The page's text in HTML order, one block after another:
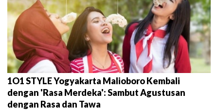
1O1 STYLE Yogyakarta Malioboro Kembali
dengan 'Rasa Merdeka': Sambut Agustusan
dengan Rasa dan Tawa